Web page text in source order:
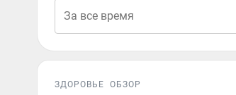
ЗДОРОВЬЕ ОБЗОР